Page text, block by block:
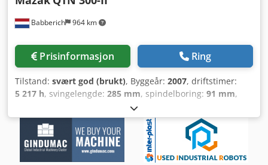
Babberich 964 km
Prisinformasjon Ring
Tilstand: svært god (brukt), Byggeår: 2007, driftstimer:
5 217 h, svingelengde: 285 mm, spindelboring: 91 mm,
, bevegelsesavstand Z-akse:
mm, spindelmotoreffekt:26 000 W, total høyde:2 200 mm,
total lengde:
3 200 mm, total bredde: 2 300 mm, totalvekt:
6 600 kg, CNC-dreiebenk MAZAK - QTN 300-II MACH-ID
9480 Produsent: MAZAK Modell: QTN 300-II Styring: